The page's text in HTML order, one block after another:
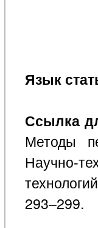
Язык
Ссылка
Методы
Научно-
293–299.